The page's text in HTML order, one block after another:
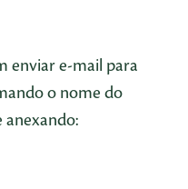
enviar e-mail para
o nome do
anexando: